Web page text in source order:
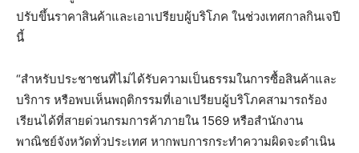
ปรับขึ้นราคาสินค้าและเอาเปรียบผู้บริโภค ในช่วงเทศกาลกินเจปี
นี้
“สำหรับประชาชนที่ไม่ได้รับความเป็นธรรมในการซื้อสินค้าและ
บริการ หรือพบเห็นพฤติกรรมที่เอาเปรียบผู้บริโภคสามารถร้อง
เรียนได้ที่สายด่วนกรมการค้าภายใน 1569 หรือสำนักงาน
พาณิชย์จังหวัดทั่วประเทศ หากพบการกระทำความผิดจะดำเนิน